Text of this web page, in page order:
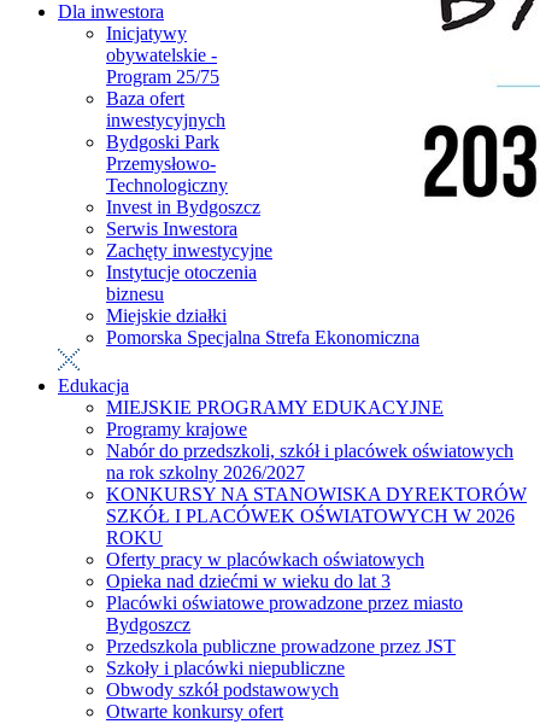
Dla inwestora
Inicjatywy
obywatelskie -
Program 25/75
Baza ofert
inwestycyjnych
Bydgoski Park
Przemysłowo-
Technologiczny
Invest in Bydgoszcz
Serwis Inwestora
Zachęty inwestycyjne
Instytucje otoczenia
biznesu
Miejskie działki
Pomorska Specjalna Strefa Ekonomiczna
Edukacja
MIEJSKIE PROGRAMY EDUKACYJNE
Programy krajowe
Nabór do przedszkoli, szkół i placówek oświatowych
na rok szkolny 2026/2027
KONKURSY NA STANOWISKA DYREKTORÓW
SZKÓŁ I PLACÓWEK OŚWIATOWYCH W 2026
ROKU
Oferty pracy w placówkach oświatowych
Opieka nad dziećmi w wieku do lat 3
Placówki oświatowe prowadzone przez miasto
Bydgoszcz
Przedszkola publiczne prowadzone przez JST
Szkoły i placówki niepubliczne
Obwody szkół podstawowych
Otwarte konkursy ofert